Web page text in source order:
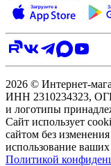
2026 © Интернет-
ИНН 2310234323,
и логотипы
Сайт использует
сайтом без
использование
Политикой